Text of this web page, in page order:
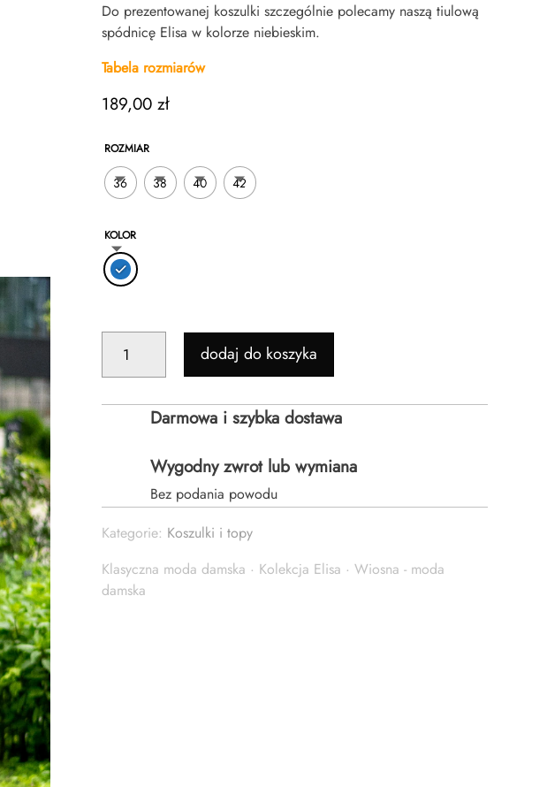
Do prezentowanej koszulki szczególnie polecamy naszą tiulową
spódnicę Elisa w kolorze niebieskim.
Tabela rozmiarów
189,00 zł
ROZMIAR
36 38 40 42
KOLOR
WISKOZOWA
NA
RAMIĄCZKACH
NIEBIESKA
dodaj do koszyka
Darmowa i szybka dostawa
Wygodny zwrot lub wymiana
Bez podania powodu
Kategorie: Koszulki i topy
Klasyczna moda damska · Kolekcja Elisa · Wiosna - moda
damska